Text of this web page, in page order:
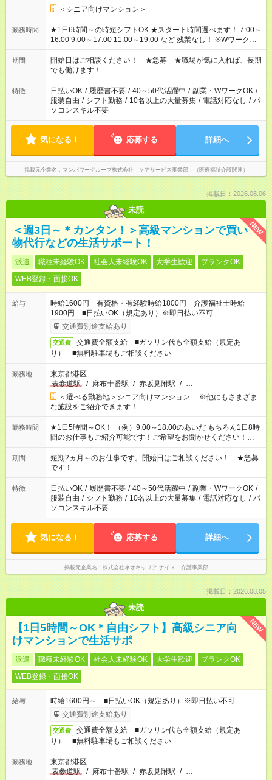
＜シニア向けマンション＞
勤務時間
★1日6時間～の時短シフトOK ★スタート時間選べます！ 7:00～
16:00 9:00～17:00 11:00～19:00 など 残業なし！ ※Wワークの
場合、他のお仕事と合わせ週40時間超の就業はご案内できませ
ん ※法令に基づき、週20時間以上勤務は社会保険への加入対象
となります ※労働者派遣法（日雇い派遣の原則禁止）により、
短時間・短期間の就業はご案内が難しい場合があります
期間
開始日はご相談ください！ ★急募 ★職場が気に入れば、長期
でも働けます！
特徴 日払いOK / 履歴書不要 / 40～50代活躍中 / 副業・WワークOK /
服装自由 / シフト勤務 / 10名以上の大量募集 / 電話対応なし / パ
ソコンスキル不要
気になる！ 応募する 詳細へ
掲載元企業名 マンパワーグループ株式会社 ケアサービス事業部 （医療福祉介護関連）
掲載日：2026.08.06
未読
NEW
＜週3日～＊カンタン！＞高級マンションで買い
物代行などの生活サポート！
派遣 職種未経験OK 社会人未経験OK 大学生歓迎
ブランクOK
WEB登録・面接OK
給与
時給1600円 有資格・有経験時給1800円 介護福祉士時給
1900円 ■日払いOK（規定あり）※即日払い不可
交通費別途支給あり
交通費
交通費全額支給 ■ガソリン代も全額支給（規定あ
り） ■無料駐車場もご相談ください
勤務地
東京都港区
表参道駅
/ 麻布十番駅 / 赤坂見附駅 / …
＜選べる勤務地＞シニア向けマンション ※他にもさまざま
な施設をご紹介できます！
勤務時間
★1日5時間～OK！ （例）9:00～18:00のあいだ もちろん1日8時
間のお仕事もご紹介可能です！ご希望をお聞かせください！★家
庭の都合でお休みが必要な場合も遠慮なくご相談ください。 ※
週最低15時間以上の勤務が必要です
期間
短期2ヵ月～のお仕事です。開始日はご相談ください！ ★急募
です！
特徴 日払いOK / 履歴書不要 / 40～50代活躍中 / 副業・WワークOK /
服装自由 / シフト勤務 / 10名以上の大量募集 / 電話対応なし / パ
ソコンスキル不要
気になる！ 応募する 詳細へ
掲載元企業名 株式会社ネオキャリア ナイス！介護事業部
掲載日：2026.08.05
未読
NEW
【1日5時間～OK＊自由シフト】高級シニア向
けマンションで生活サポ
派遣 職種未経験OK 社会人未経験OK 大学生歓迎
ブランクOK
WEB登録・面接OK
給与
時給1600円～ ■日払いOK（規定あり）※即日払い不可
交通費別途支給あり
交通費
交通費全額支給 ■ガソリン代も全額支給（規定あ
り） ■無料駐車場もご相談ください
勤務地
東京都港区
表参道駅
/ 麻布十番駅 / 赤坂見附駅 / …